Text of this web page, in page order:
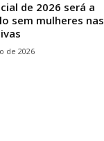
de 2026 será a
sem mulheres nas
de 2026